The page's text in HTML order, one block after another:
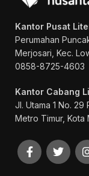
Kantor Pusat
Perumahan
Merjosari, Kec.
0858-8725-4603
Kantor Cabang
Jl. Utama 1 No. 29
Metro Timur, Kota